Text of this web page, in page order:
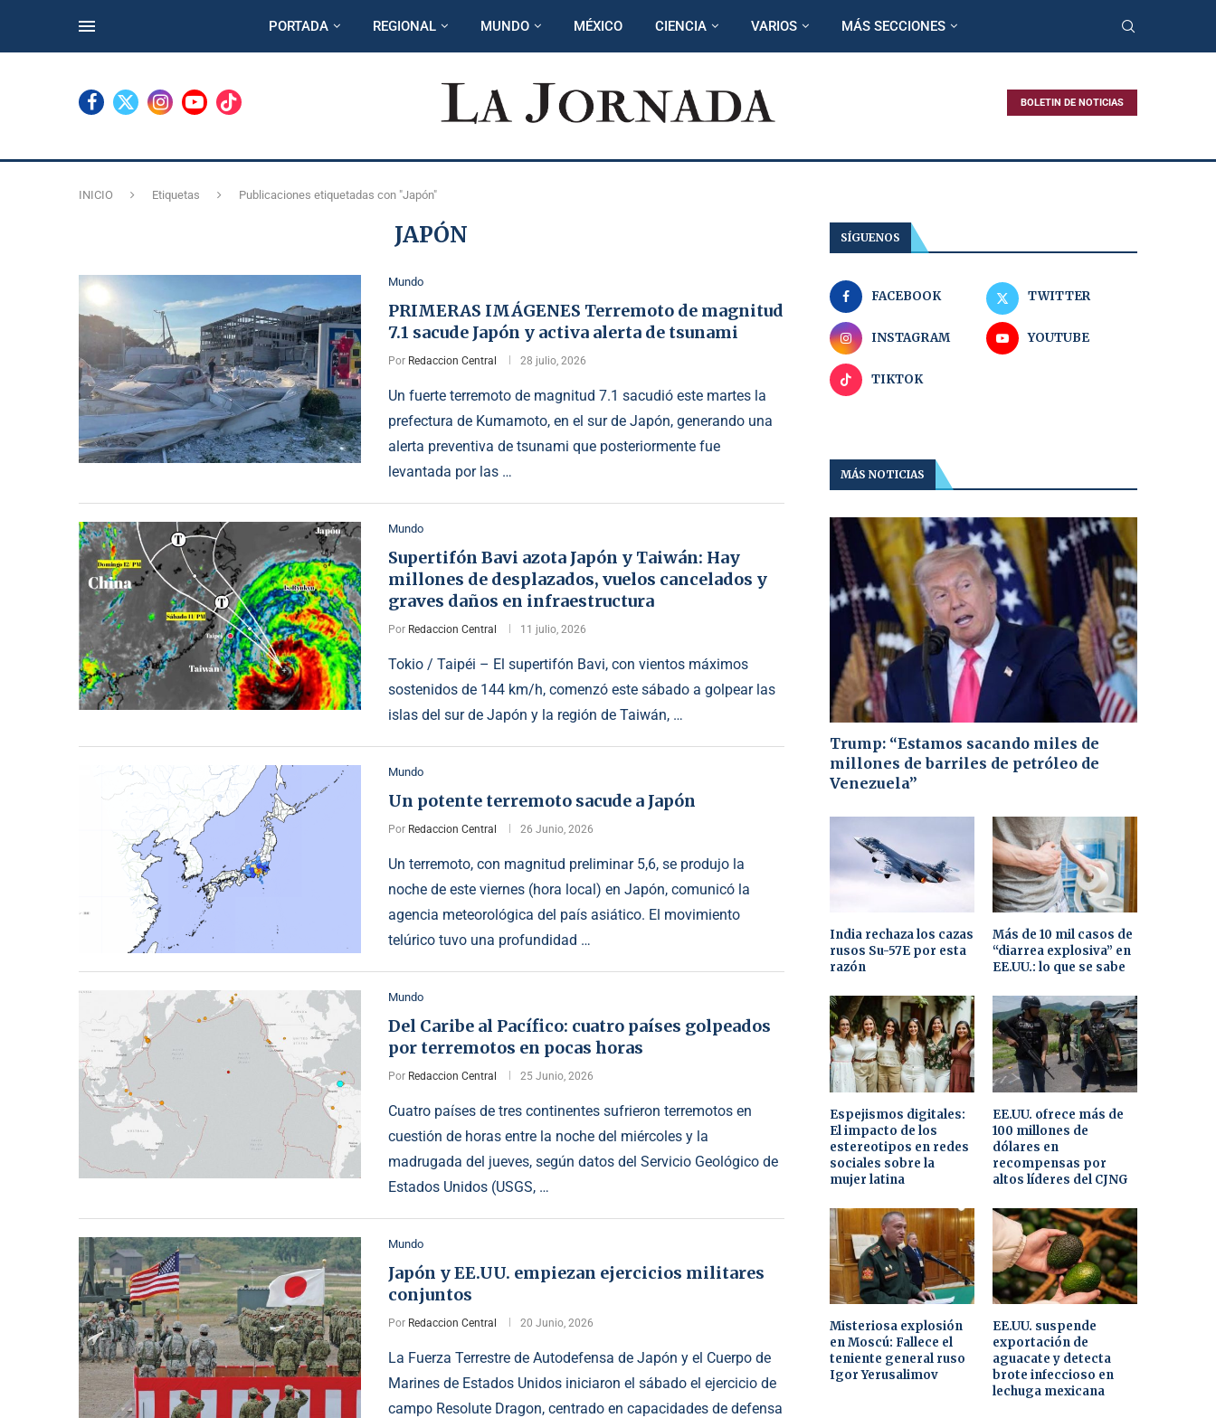
PORTADA REGIONAL MUNDO MÉXICO CIENCIA VARIOS MÁS SECCIONES
BOLETIN DE NOTICIAS
INICIO Etiquetas Publicaciones etiquetadas con "Japón"
JAPÓN
Mundo
PRIMERAS IMÁGENES Terremoto de magnitud
7.1 sacude Japón y activa alerta de tsunami
Por Redaccion Central 28 julio, 2026
Un fuerte terremoto de magnitud 7.1 sacudió este martes la
prefectura de Kumamoto, en el sur de Japón, generando una
alerta preventiva de tsunami que posteriormente fue
levantada por las …
Mundo
Supertifón Bavi azota Japón y Taiwán: Hay
millones de desplazados, vuelos cancelados y
graves daños en infraestructura
Por Redaccion Central 11 julio, 2026
Tokio / Taipéi – El supertifón Bavi, con vientos máximos
sostenidos de 144 km/h, comenzó este sábado a golpear las
islas del sur de Japón y la región de Taiwán, …
Mundo
Un potente terremoto sacude a Japón
Por Redaccion Central 26 Junio, 2026
Un terremoto, con magnitud preliminar 5,6, se produjo la
noche de este viernes (hora local) en Japón, comunicó la
agencia meteorológica del país asiático. El movimiento
telúrico tuvo una profundidad …
Mundo
Del Caribe al Pacífico: cuatro países golpeados
por terremotos en pocas horas
Por Redaccion Central 25 Junio, 2026
Cuatro países de tres continentes sufrieron terremotos en
cuestión de horas entre la noche del miércoles y la
madrugada del jueves, según datos del Servicio Geológico de
Estados Unidos (USGS, …
Mundo
Japón y EE.UU. empiezan ejercicios militares
conjuntos
Por Redaccion Central 20 Junio, 2026
La Fuerza Terrestre de Autodefensa de Japón y el Cuerpo de
Marines de Estados Unidos iniciaron el sábado el ejercicio de
campo Resolute Dragon, centrado en capacidades de defensa
SÍGUENOS
FACEBOOK TWITTER
INSTAGRAM YOUTUBE
TIKTOK
MÁS NOTICIAS
Trump: “Estamos sacando miles de
millones de barriles de petróleo de
Venezuela”
India rechaza los cazas
rusos Su-57E por esta
razón
Más de 10 mil casos de
“diarrea explosiva” en
EE.UU.: lo que se sabe
Espejismos digitales:
El impacto de los
estereotipos en redes
sociales sobre la
mujer latina
EE.UU. ofrece más de
100 millones de
dólares en
recompensas por
altos líderes del CJNG
Misteriosa explosión
en Moscú: Fallece el
teniente general ruso
Igor Yerusalimov
EE.UU. suspende
exportación de
aguacate y detecta
brote infeccioso en
lechuga mexicana